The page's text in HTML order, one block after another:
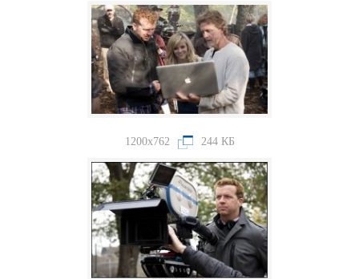
1200x762 244 КБ